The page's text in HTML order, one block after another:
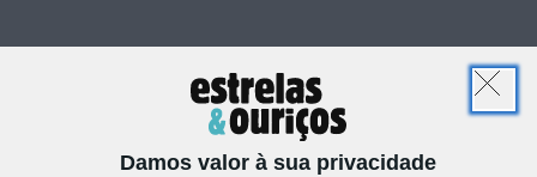
Damos valor à sua privacidade